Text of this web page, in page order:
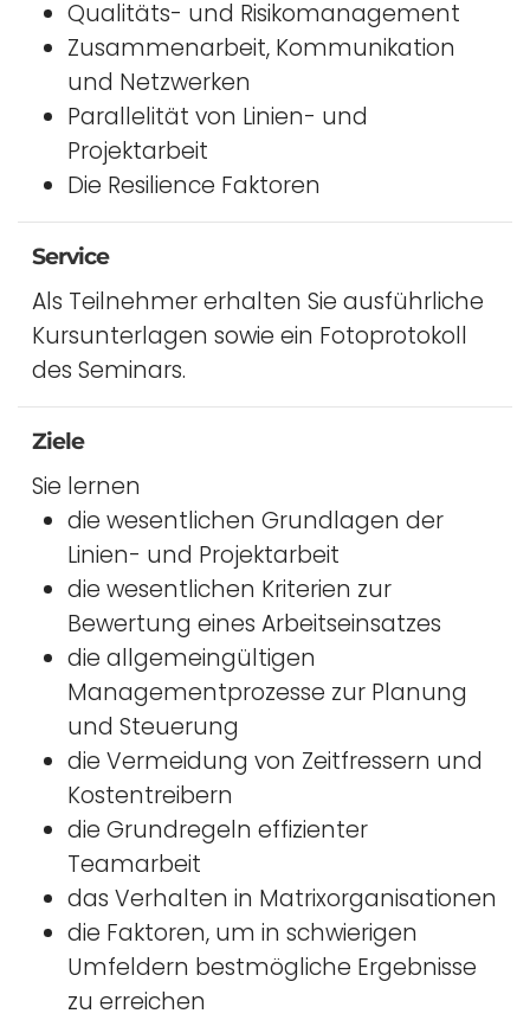
Qualitäts- und Risikomanagement
Zusammenarbeit, Kommunikation
und Netzwerken
Parallelität von Linien- und
Projektarbeit
Die Resilience Faktoren
Service
Als Teilnehmer erhalten Sie ausführliche
Kursunterlagen sowie ein Fotoprotokoll
des Seminars.
Ziele
Sie lernen
die wesentlichen Grundlagen der
Linien- und Projektarbeit
die wesentlichen Kriterien zur
Bewertung eines Arbeitseinsatzes
die allgemeingültigen
Managementprozesse zur Planung
und Steuerung
die Vermeidung von Zeitfressern und
Kostentreibern
die Grundregeln effizienter
Teamarbeit
das Verhalten in Matrixorganisationen
die Faktoren, um in schwierigen
Umfeldern bestmögliche Ergebnisse
zu erreichen